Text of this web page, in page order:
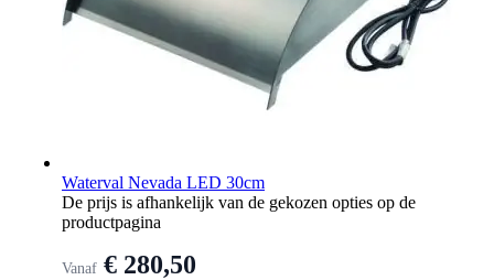
Waterval Nevada LED 30cm
De prijs is afhankelijk van de gekozen opties op de
productpagina
Vanaf € 280,50